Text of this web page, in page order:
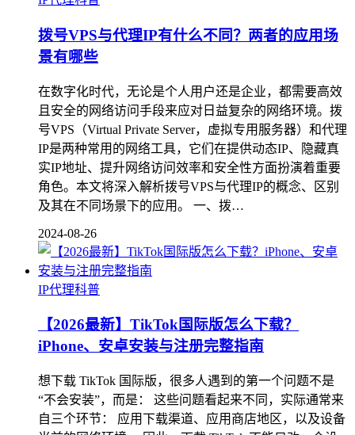
拨号VPS与代理IP有什么不同？两者的应用场
景有哪些
在数字化时代，无论是个人用户还是企业，都需要高效
且安全的网络访问手段来应对日益复杂的网络环境。拨
号VPS（Virtual Private Server，虚拟专用服务器）和代理
IP是两种常用的网络工具，它们在提供动态IP、隐藏真
实IP地址、提升网络访问效率和安全性方面扮演着重要
角色。本文将深入解析拨号VPS与代理IP的概念、区别
及其在不同场景下的应用。 一、拨…
2024-08-26
IP代理科普
【2026最新】TikTok国际版怎么下载？
iPhone、安卓安装与注册完整指南
想下载 TikTok 国际版，很多人遇到的第一个问题不是
“不会安装”，而是： 这些问题看起来不同，实际通常来
自三个环节： 应用下载渠道、应用商店地区，以及设备